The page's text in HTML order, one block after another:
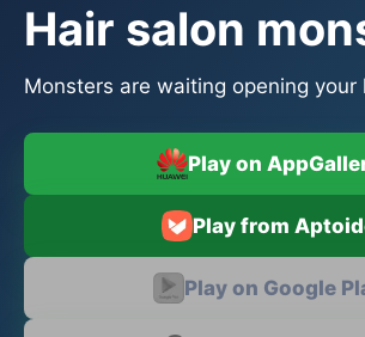
Hair salon
Monsters are waiting opening your
Play on
Play from
Play on Google